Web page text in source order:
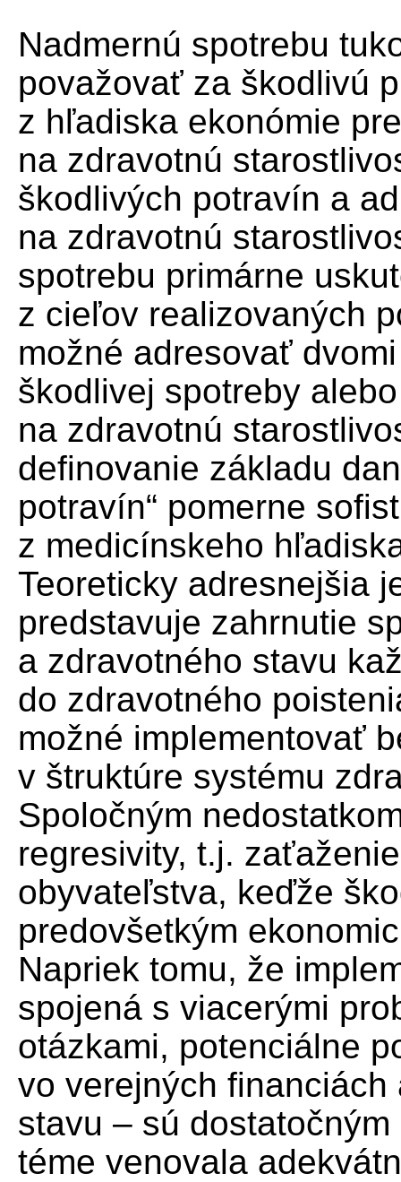
Nadmernú spotrebu
považovať za škodlivú
z hľadiska ekonómie
na zdravotnú
škodlivých potravín a
na zdravotnú
spotrebu primárne
z cieľov realizovaných
možné adresovať
škodlivej spotreby
na zdravotnú
definovanie základu
potravín“ pomerne
z medicínskeho
Teoreticky adresnejšia
predstavuje zahrnutie
a zdravotného stavu
do zdravotného
možné implementovať
v štruktúre systému
Spoločným
regresivity, t.j.
obyvateľstva, keďže
predovšetkým
Napriek tomu, že
spojená s viacerými
otázkami, potenciálne
vo verejných
stavu – sú
téme venovala